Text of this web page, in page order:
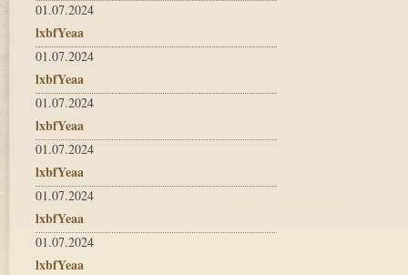
01.07.2024
lxbfYeaa
01.07.2024
lxbfYeaa
01.07.2024
lxbfYeaa
01.07.2024
lxbfYeaa
01.07.2024
lxbfYeaa
01.07.2024
lxbfYeaa